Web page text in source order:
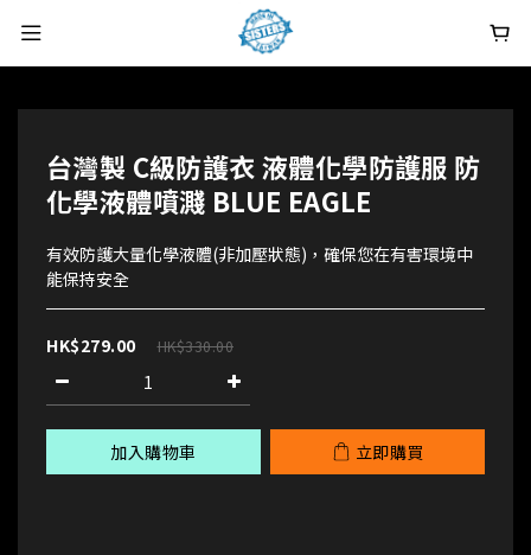
台灣製 C級防護衣 液體化學防護服 防
化學液體噴濺 BLUE EAGLE
有效防護大量化學液體(非加壓狀態)，確保您在有害環境中
能保持安全
HK$330.00
HK$279.00
加入購物車 立即購買